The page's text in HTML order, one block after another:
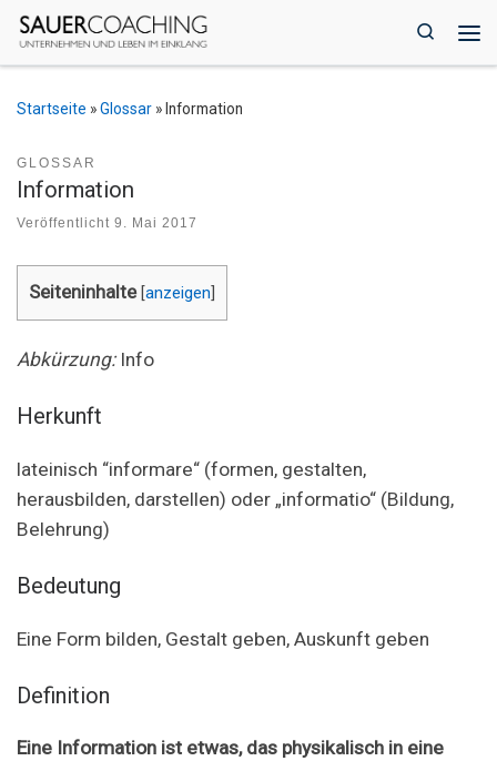
Zum Inhalt springen
Search
Startseite »Glossar » Information
GLOSSAR
Information
Veröffentlicht 9. Mai 2017
Seiteninhalte [anzeigen]
Abkürzung:Info
Herkunft
lateinisch “informare“ (formen, gestalten,
herausbilden, darstellen) oder „informatio“ (Bildung,
Belehrung)
Bedeutung
Eine Form bilden, Gestalt geben, Auskunft geben
Definition
Eine Information ist etwas, das physikalisch in eine